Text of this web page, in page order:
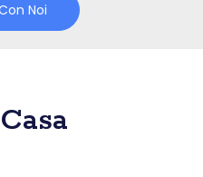
Noi